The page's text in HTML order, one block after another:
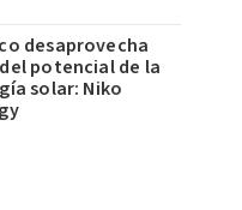
desaprovecha
potencial de la
solar: Niko